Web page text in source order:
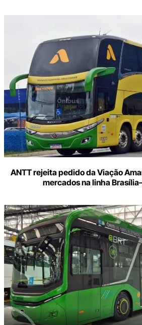
ANTT rejeita pedido da Viação
mercados na linha